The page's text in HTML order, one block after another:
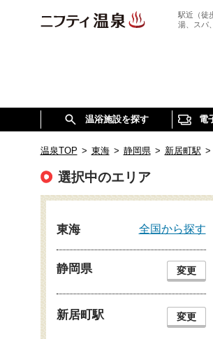
駅近（徒
湯、スパ
温浴施設を探す 電
温泉TOP > 東海 > 静岡県 > 新居町駅 >
選択中のエリア
東海 全国から探す
静岡県 変更
新居町駅 変更